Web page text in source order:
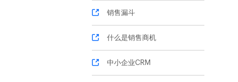
销售漏斗
什么是销售商机
中小企业CRM